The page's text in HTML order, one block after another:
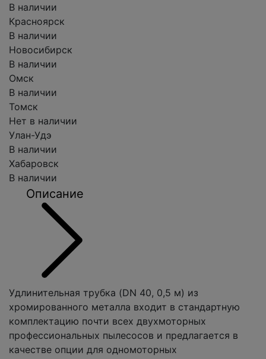
В наличии
Красноярск
В наличии
Новосибирск
В наличии
Омск
В наличии
Томск
Нет в наличии
Улан-Удэ
В наличии
Хабаровск
В наличии
Описание
Удлинительная трубка (DN 40, 0,5 м) из
хромированного металла входит в стандартную
комплектацию почти всех двухмоторных
профессиональных пылесосов и предлагается в
качестве опции для одномоторных